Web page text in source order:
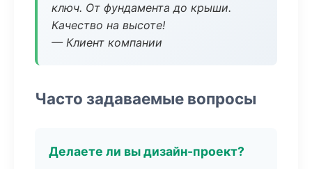
ключ. От фундамента до крыши.
Качество на высоте!
— Клиент компании
Часто задаваемые вопросы
Делаете ли вы дизайн-проект?